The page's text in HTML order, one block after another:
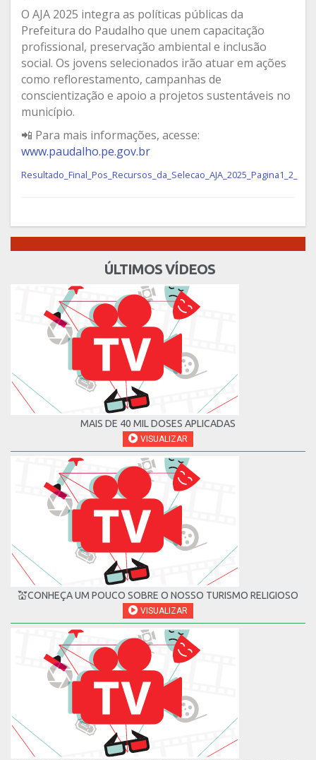
O AJA 2025 integra as políticas públicas da
Prefeitura do Paudalho que unem capacitação
profissional, preservação ambiental e inclusão
social. Os jovens selecionados irão atuar em ações
como reflorestamento, campanhas de
conscientização e apoio a projetos sustentáveis no
município.
📲 Para mais informações, acesse:
www.paudalho.pe.gov.br
Resultado_Final_Pos_Recursos_da_Selecao_AJA_2025_Pagina1_2_
ÚLTIMOS VÍDEOS
MAIS DE 40 MIL DOSES APLICADAS
VISUALIZAR
💒CONHEÇA UM POUCO SOBRE O NOSSO TURISMO RELIGIOSO
VISUALIZAR